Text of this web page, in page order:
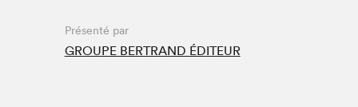
Présenté par
GROUPE BERTRAND ÉDITEUR